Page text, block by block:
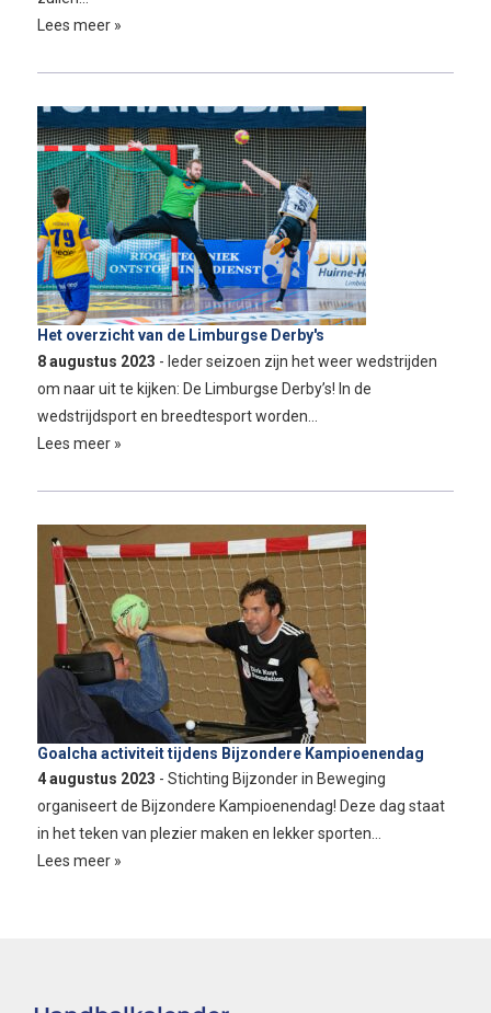
Lees meer »
Het overzicht van de Limburgse Derby's
8 augustus 2023 - Ieder seizoen zijn het weer wedstrijden
om naar uit te kijken: De Limburgse Derby’s! In de
wedstrijdsport en breedtesport worden…
Lees meer »
Goalcha activiteit tijdens Bijzondere Kampioenendag
4 augustus 2023 - Stichting Bijzonder in Beweging
organiseert de Bijzondere Kampioenendag! Deze dag staat
in het teken van plezier maken en lekker sporten…
Lees meer »